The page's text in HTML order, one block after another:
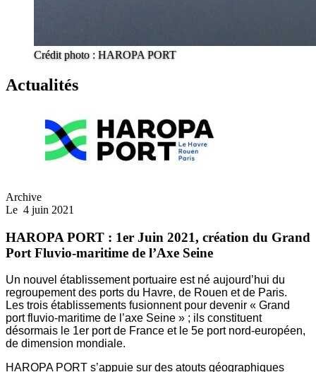
Crédit photo : HAROPA PORT
Actualités
Archive
Le 4 juin 2021
HAROPA PORT : 1er Juin 2021, création du Grand
Port Fluvio-maritime de l’Axe Seine
Un nouvel établissement portuaire est né aujourd’hui du
regroupement des ports du Havre, de Rouen et de Paris.
Les trois établissements fusionnent pour devenir « Grand
port fluvio-maritime de l’axe Seine » ; ils constituent
désormais le 1er port de France et le 5e port nord-européen,
de dimension mondiale.
HAROPA PORT s’appuie sur des atouts géographiques